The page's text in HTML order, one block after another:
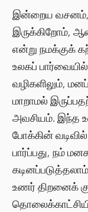
இன்றைய வசனம்,
இருக்கிறோம்,
என்று நமக்குக்
உலகப் பார்வையில்
வழிகளிலும்,
மாறாமல்
அவசியம். இந்த
போக்கின்
பார்ப்பது, நம்
உணர் திறனைக்